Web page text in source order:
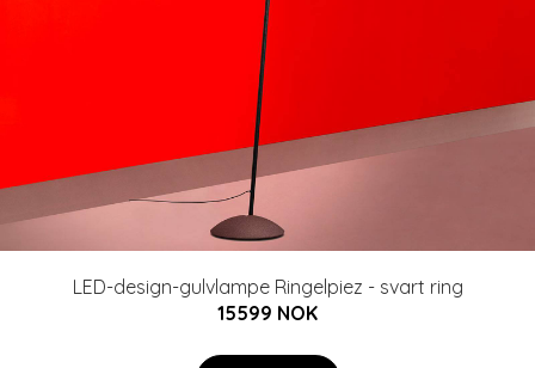
LED-design-gulvlampe Ringelpiez - svart ring
15599 NOK